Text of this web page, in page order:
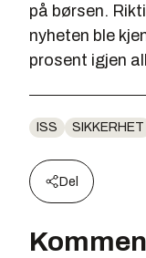
på børsen.
nyheten ble
prosent igjen
ISS SIKKERHET
Del